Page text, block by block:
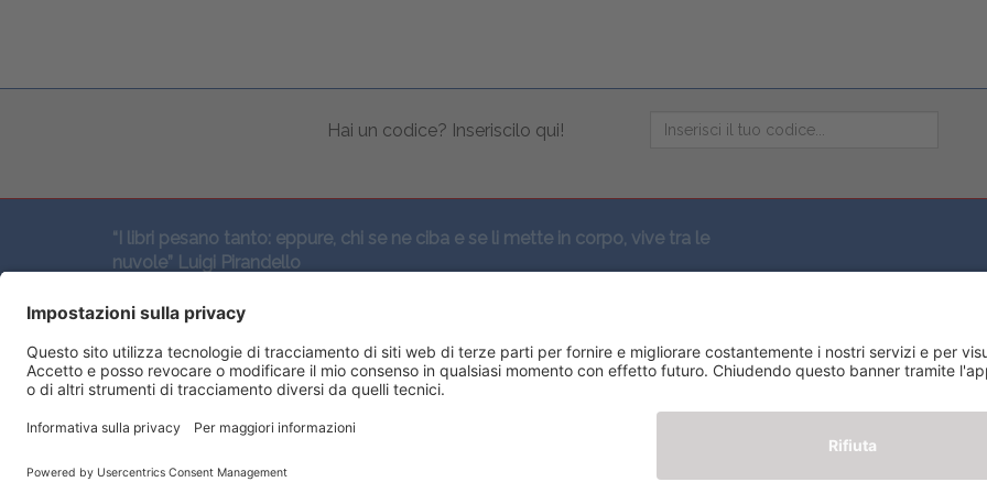
Hai un codice? Inseriscilo qui!
“I libri pesano tanto: eppure, chi se ne ciba e se li mette in corpo, vive tra le
nuvole” Luigi Pirandello
SEGUICI QUI: